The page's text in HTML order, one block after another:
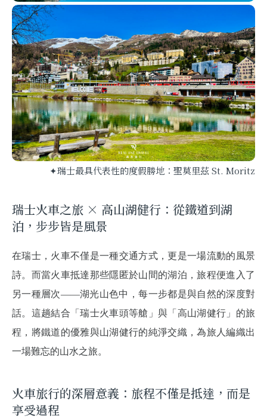
✦瑞士最具代表性的度假勝地：聖莫里茲 St. Moritz
瑞士火車之旅 × 高山湖健行：從鐵道到湖
泊，步步皆是風景
在瑞士，火車不僅是一種交通方式，更是一場流動的風景
詩。而當火車抵達那些隱匿於山間的湖泊，旅程便進入了
另一種層次——湖光山色中，每一步都是與自然的深度對
話。這趟結合「瑞士火車頭等艙」與「高山湖健行」的旅
程，將鐵道的優雅與山湖健行的純淨交織，為旅人編織出
一場難忘的山水之旅。
火車旅行的深層意義：旅程不僅是抵達，而是
享受過程